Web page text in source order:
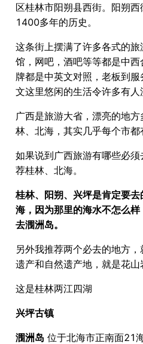
区桂林市阳朔县西街。阳朔西
1400多年的历史。
这条街上摆满了许多各式的
馆，网吧，酒吧等等都是中
牌都是中英文对照，老板到
文这里悠闲的生活令许多有
广西是旅游大省，漂亮的地
林、北海，其实几乎每个市都
如果说到广西旅游有哪些必
荐桂林、北海。
桂林、阳朔、兴坪是肯定要
海，因为那里的海水不怎么
去涠洲岛。
另外我推荐两个必去的地方
遗产和自然遗产地，就是花山
这是桂林两江四湖
兴坪古镇
涠洲岛 位于北海市正南面21